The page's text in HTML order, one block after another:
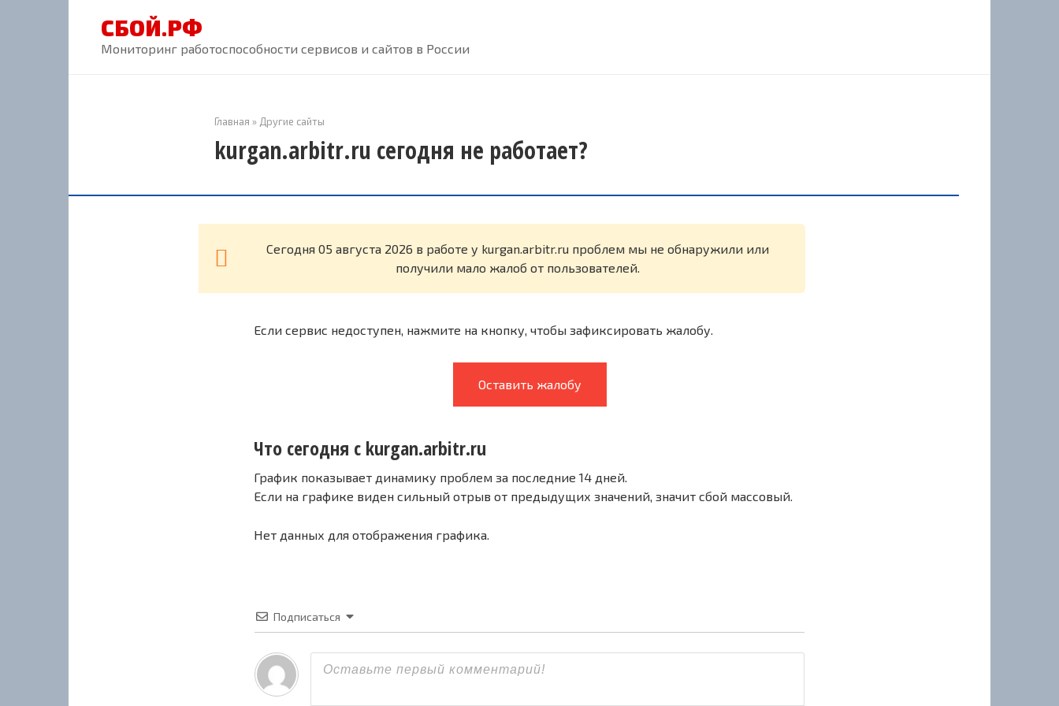
СБОЙ.РФ
Мониторинг работоспособности сервисов и сайтов в России
Главная » Другие сайты
kurgan.arbitr.ru сегодня не работает?
Cегодня 05 августа 2026 в работе у kurgan.arbitr.ru проблем мы не обнаружили или
получили мало жалоб от пользователей.
Если сервис недоступен, нажмите на кнопку, чтобы зафиксировать жалобу.
Оставить жалобу
Что сегодня с kurgan.arbitr.ru
График показывает динамику проблем за последние 14 дней.
Если на графике виден сильный отрыв от предыдущих значений, значит сбой массовый.
Нет данных для отображения графика.
Подписаться